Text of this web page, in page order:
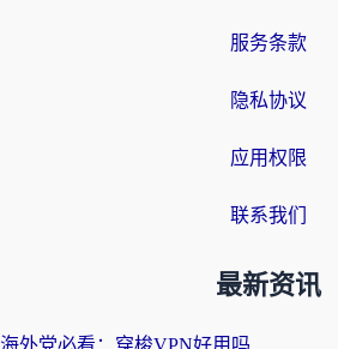
服务条款
隐私协议
应用权限
联系我们
最新资讯